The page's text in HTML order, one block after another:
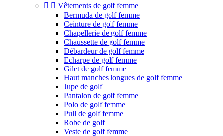
  Vêtements de golf femme
Bermuda de golf femme
Ceinture de golf femme
Chapellerie de golf femme
Chaussette de golf femme
Débardeur de golf femme
Echarpe de golf femme
Gilet de golf femme
Haut manches longues de golf femme
Jupe de golf
Pantalon de golf femme
Polo de golf femme
Pull de golf femme
Robe de golf
Veste de golf femme